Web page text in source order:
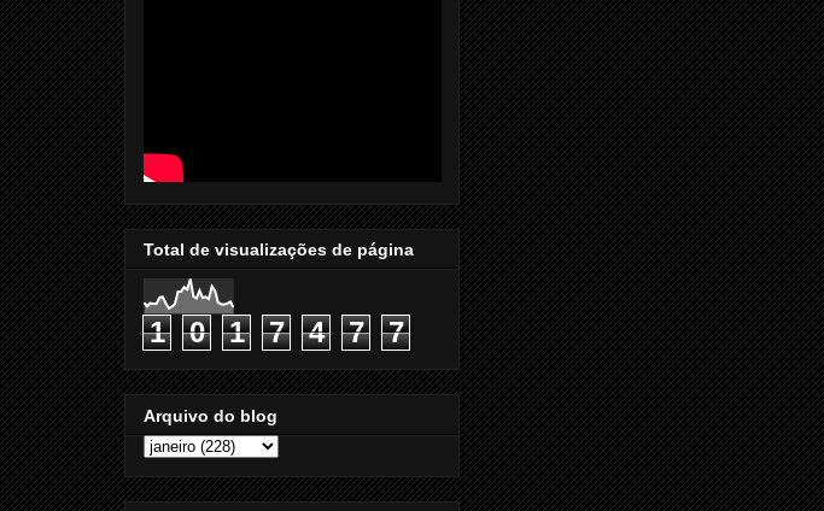
Total de visualizações de página
1 0 1 7 4 7 7
Arquivo do blog